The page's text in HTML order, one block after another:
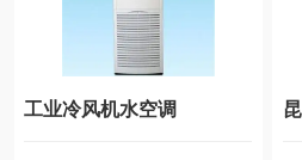
工业冷风机水空调